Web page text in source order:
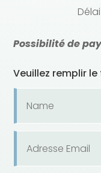
Possibilité de
Veuillez remplir